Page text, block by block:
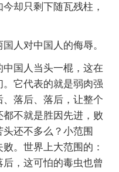
却只剩下随瓦残柱，
人对中国人的侮辱。
国人当头一棍，这在
它代表的就是弱肉强
落后、落后，让整个
不就是胜因先进，败
还不多么？小范围
。世界上大范围的：
，这可怕的毒虫也曾